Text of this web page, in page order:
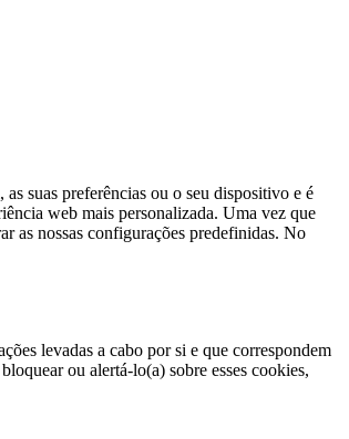
suas preferências ou o seu dispositivo e é
web mais personalizada. Uma vez que
as nossas configurações predefinidas. No
levadas a cabo por si e que correspondem
ou alertá-lo(a) sobre esses cookies,